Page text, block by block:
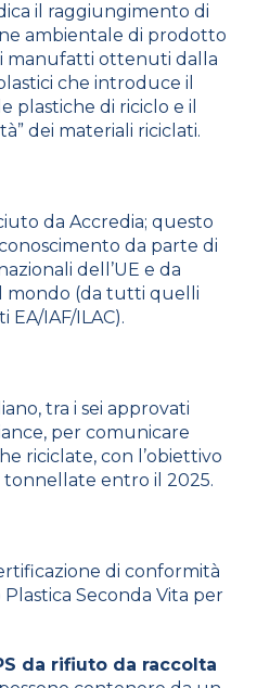
il raggiungimento di
ambientale di prodotto
manufatti ottenuti dalla
che introduce il
plastiche di riciclo e il
dei materiali riciclati.
da Accredia; questo
da parte di
dell’UE e da
mondo (da tutti quelli
IAF/ILAC).
tra i sei approvati
per comunicare
riciclate, con l’obiettivo
tonnellate entro il 2025.
di conformità
Seconda Vita per
da rifiuto da raccolta